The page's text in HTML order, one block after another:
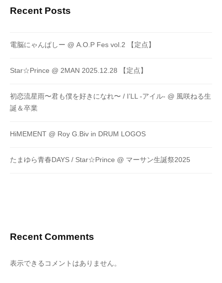
Recent Posts
電脳にゃんぱしー @ A.O.P Fes vol.2 【定点】
Star☆Prince @ 2MAN 2025.12.28 【定点】
初恋流星雨〜君も僕を好きになれ〜 / I’LL -アイル- @ 風咲ねる生
誕＆卒業
HiMEMENT @ Roy G.Biv in DRUM LOGOS
たまゆら青春DAYS / Star☆Prince @ マーサン生誕祭2025
Recent Comments
表示できるコメントはありません。